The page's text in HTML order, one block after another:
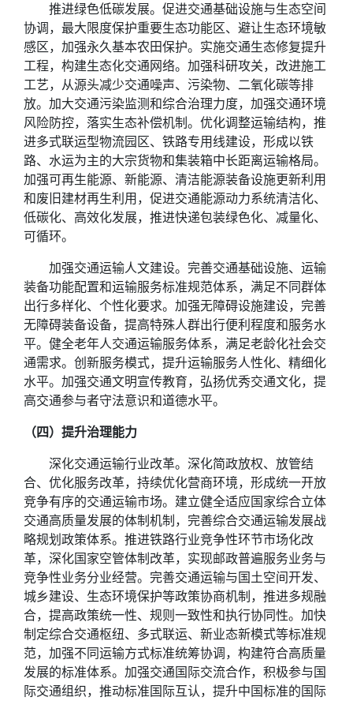
推进绿色低碳发展。促进交通基础设施与生态空间
协调，最大限度保护重要生态功能区、避让生态环境敏
感区，加强永久基本农田保护。实施交通生态修复提升
工程，构建生态化交通网络。加强科研攻关，改进施工
工艺，从源头减少交通噪声、污染物、二氧化碳等排
放。加大交通污染监测和综合治理力度，加强交通环境
风险防控，落实生态补偿机制。优化调整运输结构，推
进多式联运型物流园区、铁路专用线建设，形成以铁
路、水运为主的大宗货物和集装箱中长距离运输格局。
加强可再生能源、新能源、清洁能源装备设施更新利用
和废旧建材再生利用，促进交通能源动力系统清洁化、
低碳化、高效化发展，推进快递包装绿色化、减量化、
可循环。
加强交通运输人文建设。完善交通基础设施、运输
装备功能配置和运输服务标准规范体系，满足不同群体
出行多样化、个性化要求。加强无障碍设施建设，完善
无障碍装备设备，提高特殊人群出行便利程度和服务水
平。健全老年人交通运输服务体系，满足老龄化社会交
通需求。创新服务模式，提升运输服务人性化、精细化
水平。加强交通文明宣传教育，弘扬优秀交通文化，提
高交通参与者守法意识和道德水平。
（四）提升治理能力
深化交通运输行业改革。深化简政放权、放管结
合、优化服务改革，持续优化营商环境，形成统一开放
竞争有序的交通运输市场。建立健全适应国家综合立体
交通高质量发展的体制机制，完善综合交通运输发展战
略规划政策体系。推进铁路行业竞争性环节市场化改
革，深化国家空管体制改革，实现邮政普遍服务业务与
竞争性业务分业经营。完善交通运输与国土空间开发、
城乡建设、生态环境保护等政策协商机制，推进多规融
合，提高政策统一性、规则一致性和执行协同性。加快
制定综合交通枢纽、多式联运、新业态新模式等标准规
范，加强不同运输方式标准统筹协调，构建符合高质量
发展的标准体系。加强交通国际交流合作，积极参与国
际交通组织，推动标准国际互认，提升中国标准的国际